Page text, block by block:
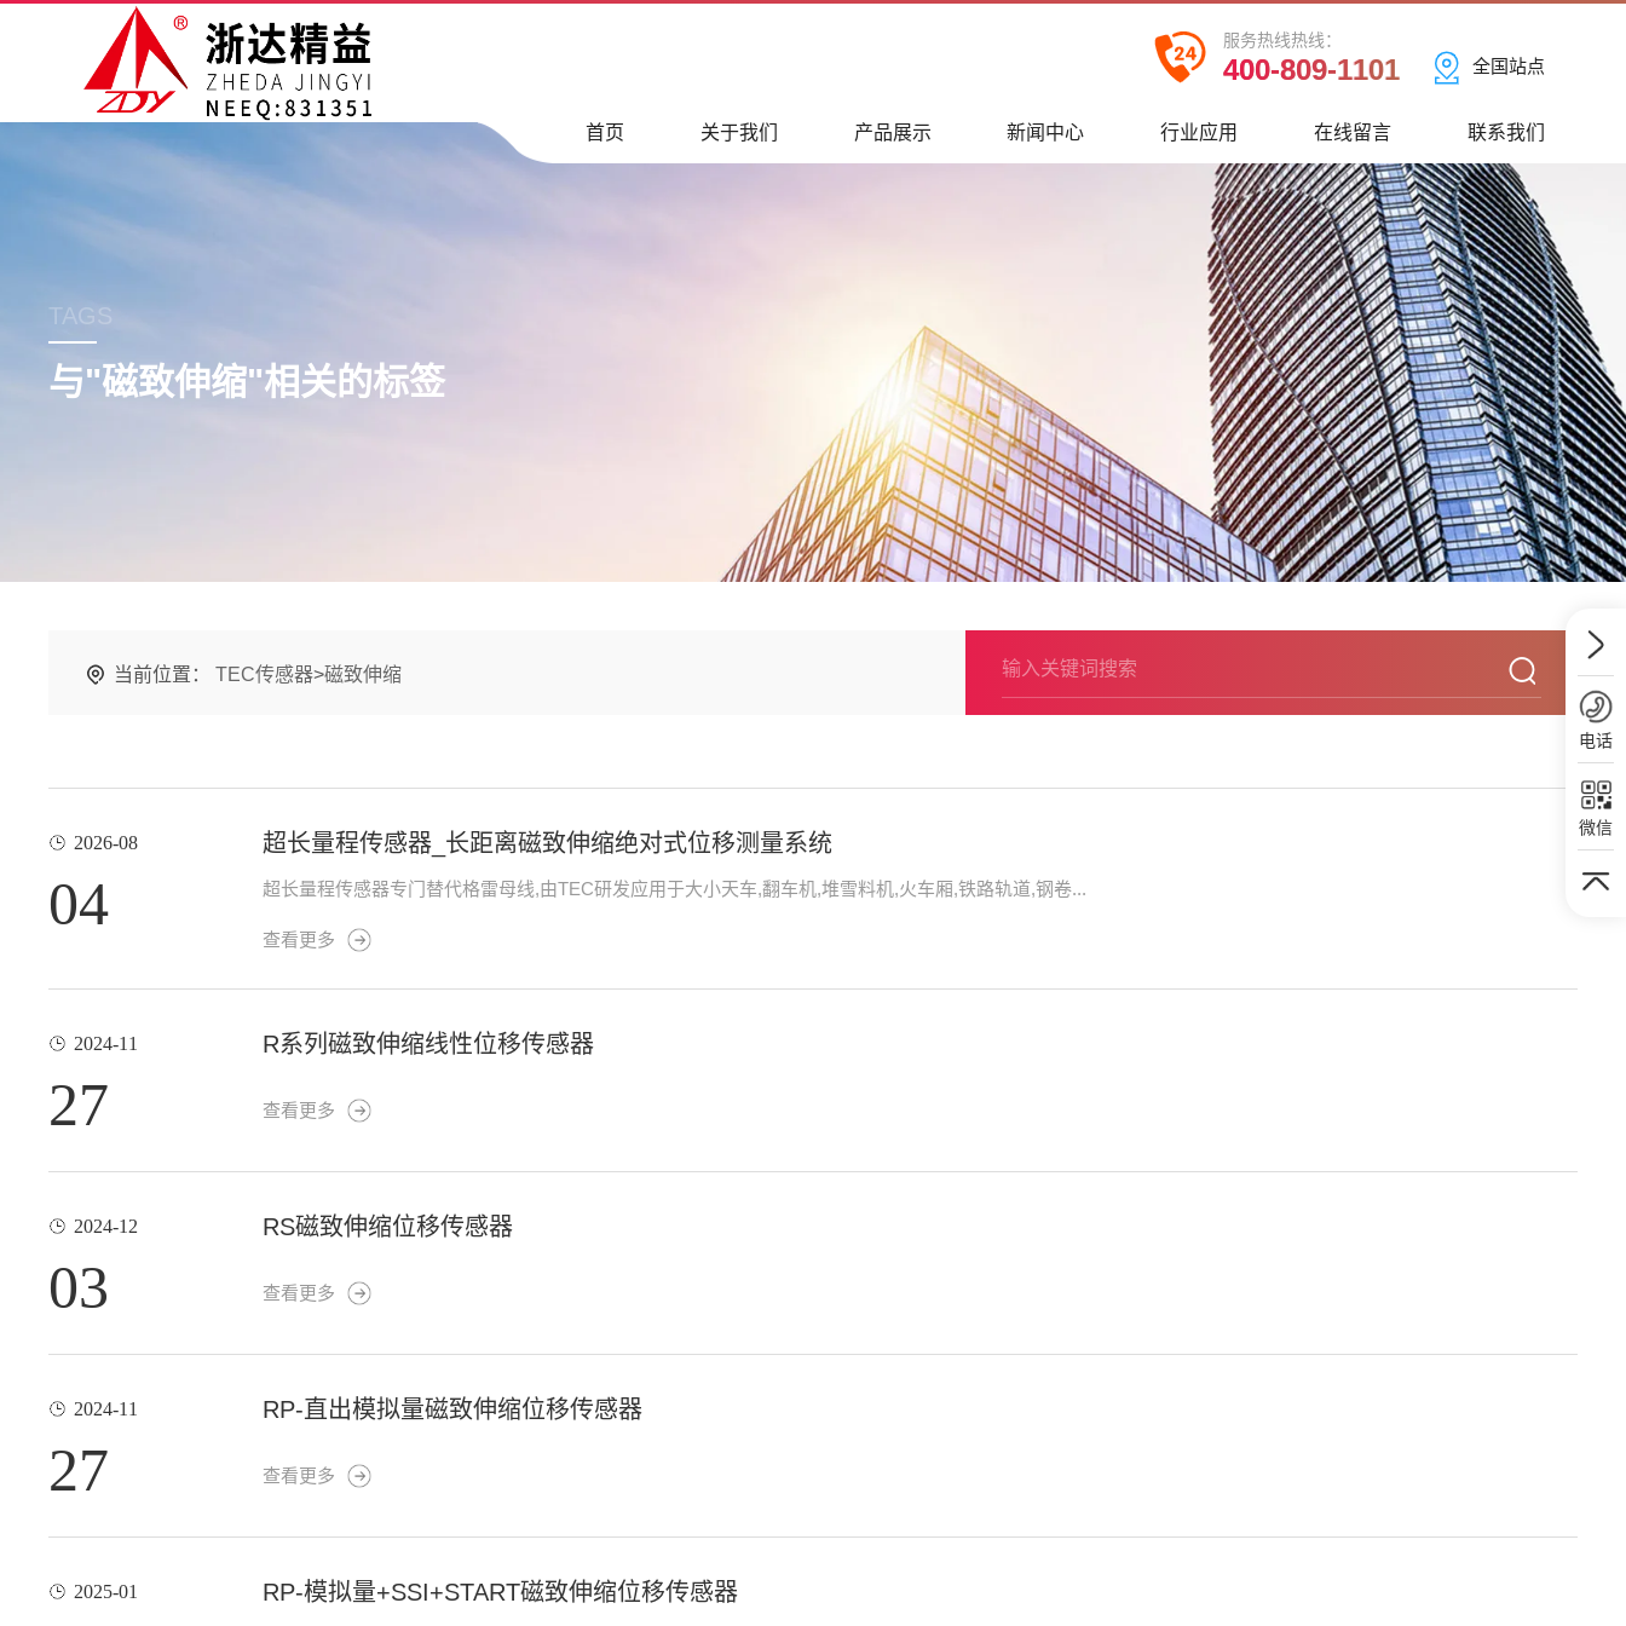
全国站点
服务热线热线：
400-809-1101
首页 关于我们 产品展示 新闻中心 行业应用 在线留言 联系我们
TAGS
与"磁致伸缩"相关的标签
当前位置： TEC传感器>磁致伸缩
2026-08
04
超长量程传感器_长距离磁致伸缩绝对式位移测量系统
超长量程传感器专门替代格雷母线,由TEC研发应用于大小天车,翻车机,堆雪料机,火车厢,铁路轨道,钢卷...
查看更多
2024-11
27
R系列磁致伸缩线性位移传感器
查看更多
2024-12
03
RS磁致伸缩位移传感器
查看更多
2024-11
27
RP-直出模拟量磁致伸缩位移传感器
查看更多
2025-01 RP-模拟量+SSI+START磁致伸缩位移传感器
电话
微信